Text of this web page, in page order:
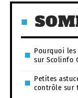
Pourquoi
sur Scolinfo
Petites
contrôle sur